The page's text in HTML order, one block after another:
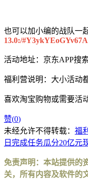
也可以加小编的战队一
13.0:/
活动地址：京东APP搜
福利营说明：大小活动
喜欢淘宝购物或需要活
赞(0)
未经允许不得转载： 福
日完成任务瓜分20亿元
免责声明：本站提供的
关，所有内容及软件的